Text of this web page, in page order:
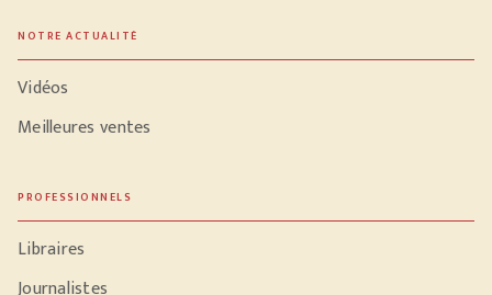
NOTRE ACTUALITÉ
Vidéos
Meilleures ventes
PROFESSIONNELS
Libraires
Journalistes